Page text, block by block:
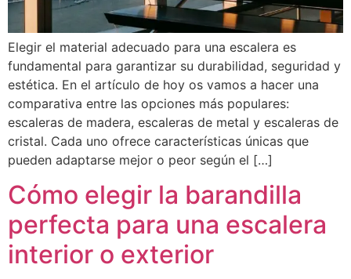
Elegir el material adecuado para una escalera es
fundamental para garantizar su durabilidad, seguridad y
estética. En el artículo de hoy os vamos a hacer una
comparativa entre las opciones más populares:
escaleras de madera, escaleras de metal y escaleras de
cristal. Cada uno ofrece características únicas que
pueden adaptarse mejor o peor según el […]
Cómo elegir la barandilla
perfecta para una escalera
interior o exterior